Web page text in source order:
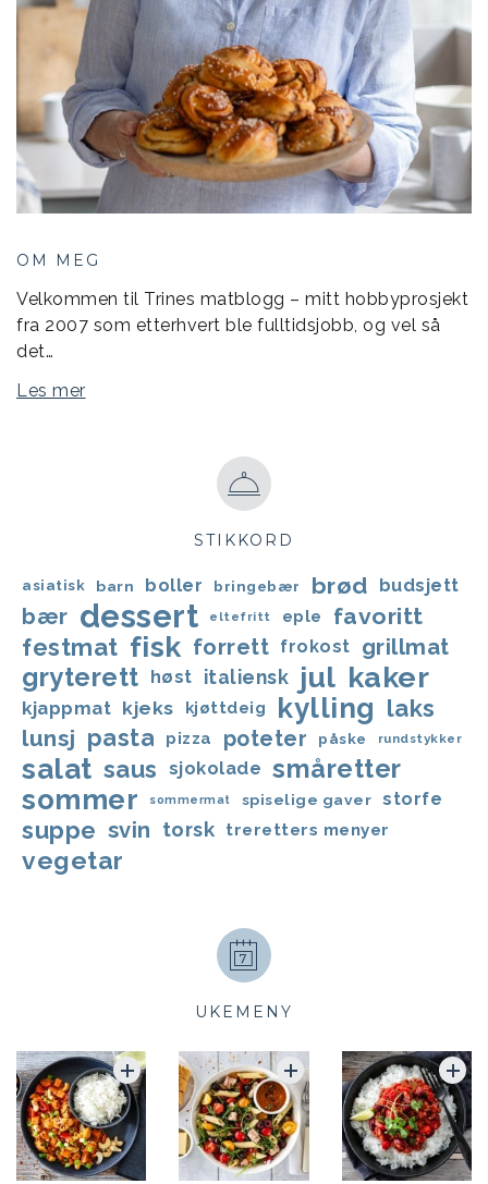
OM MEG
Velkommen til Trines matblogg – mitt hobbyprosjekt
fra 2007 som etterhvert ble fulltidsjobb, og vel så
det…
Les mer
STIKKORD
asiatisk barn boller bringebær brød budsjett
bær dessert eltefritt eple favoritt
festmat fisk forrett frokost grillmat
gryterett høst italiensk jul kaker
kjappmat kjeks kjøttdeig kylling laks
lunsj pasta pizza poteter påske rundstykker
salat saus sjokolade småretter
sommer sommermat spiselige gaver storfe
suppe svin torsk treretters menyer
vegetar
UKEMENY